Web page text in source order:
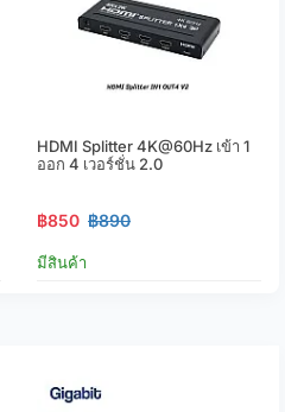
HDMI Splitter 4K@60Hz เข้า 1
ออก 4 เวอร์ชั่น 2.0
฿850 ฿890
มีสินค้า